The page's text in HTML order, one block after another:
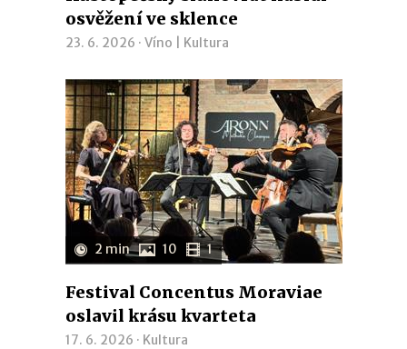
osvěžení ve sklence
23. 6. 2026 · Víno Kultura
2 min 10 1
Festival Concentus Moraviae
oslavil krásu kvarteta
17. 6. 2026 · Kultura